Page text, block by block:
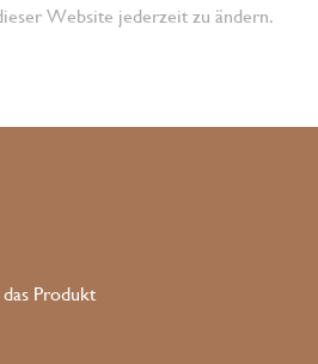
Website jederzeit zu ändern.
Produkt